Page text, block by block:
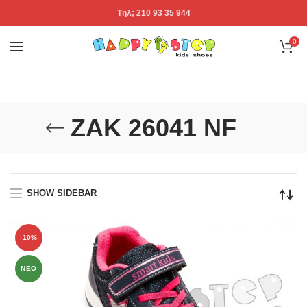
Tηλ; 210 93 35 944
0
ZAK 26041 NF
SHOW SIDEBAR
-10%
ΝΕΟ